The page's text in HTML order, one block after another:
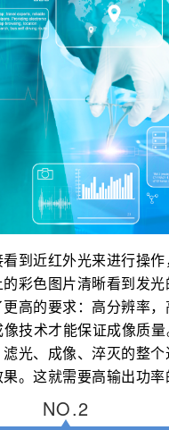
到近红外光来进行操
彩色图片清晰看到发
高的要求：高分辨率
技术才能保证成像质量
光、成像、淬灭的整
。这就需要高输出功率
NO.2